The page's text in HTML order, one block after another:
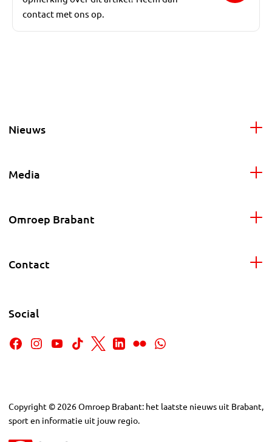
contact met ons op.
Nieuws
Media
Omroep Brabant
Contact
Social
Copyright © 2026Omroep Brabant: het laatste nieuws uit Brabant,
sport en informatie uit jouw regio.